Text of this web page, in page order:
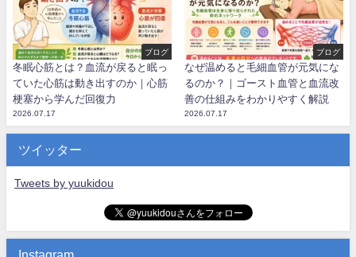
ブログ
冬眠心筋とは？血流が戻ると眠っ
ていた心筋は動き出すのか｜心筋
梗塞から学んだ回復力
2026.07.17
ブログ
なぜ温めると毛細血管が元気にな
るのか？｜ゴースト血管と血流改
善の仕組みをわかりやすく解説
2026.07.17
ツイッター
Tweets by yuukidou
Instagram